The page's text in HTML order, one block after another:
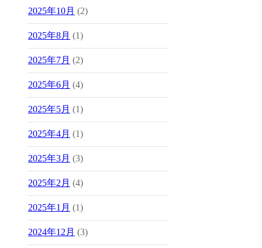
2025年10月 (2)
2025年8月 (1)
2025年7月 (2)
2025年6月 (4)
2025年5月 (1)
2025年4月 (1)
2025年3月 (3)
2025年2月 (4)
2025年1月 (1)
2024年12月 (3)